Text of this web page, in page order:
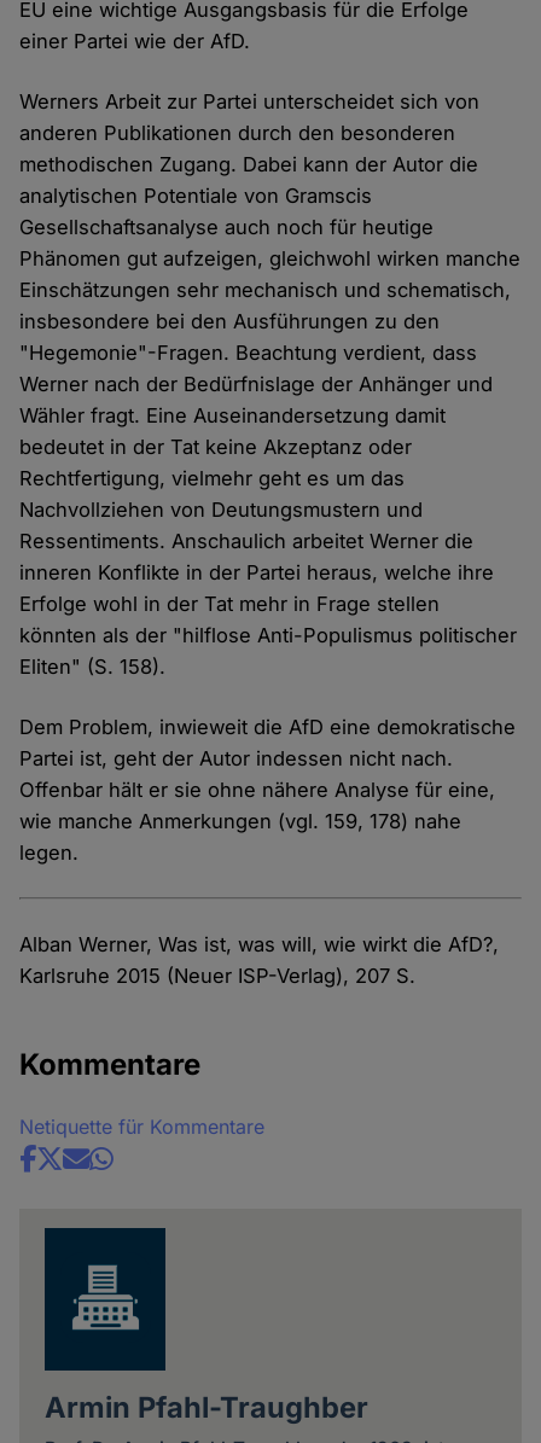
EU eine wichtige Ausgangsbasis für die Erfolge
einer Partei wie der AfD.
Werners Arbeit zur Partei unterscheidet sich von
anderen Publikationen durch den besonderen
methodischen Zugang. Dabei kann der Autor die
analytischen Potentiale von Gramscis
Gesellschaftsanalyse auch noch für heutige
Phänomen gut aufzeigen, gleichwohl wirken manche
Einschätzungen sehr mechanisch und schematisch,
insbesondere bei den Ausführungen zu den
"Hegemonie"-Fragen. Beachtung verdient, dass
Werner nach der Bedürfnislage der Anhänger und
Wähler fragt. Eine Auseinandersetzung damit
bedeutet in der Tat keine Akzeptanz oder
Rechtfertigung, vielmehr geht es um das
Nachvollziehen von Deutungsmustern und
Ressentiments. Anschaulich arbeitet Werner die
inneren Konflikte in der Partei heraus, welche ihre
Erfolge wohl in der Tat mehr in Frage stellen
könnten als der "hilflose Anti-Populismus politischer
Eliten" (S. 158).
Dem Problem, inwieweit die AfD eine demokratische
Partei ist, geht der Autor indessen nicht nach.
Offenbar hält er sie ohne nähere Analyse für eine,
wie manche Anmerkungen (vgl. 159, 178) nahe
legen.
Alban Werner, Was ist, was will, wie wirkt die AfD?,
Karlsruhe 2015 (Neuer ISP-Verlag), 207 S.
Kommentare
Netiquette für Kommentare
Share
Armin Pfahl-Traughber